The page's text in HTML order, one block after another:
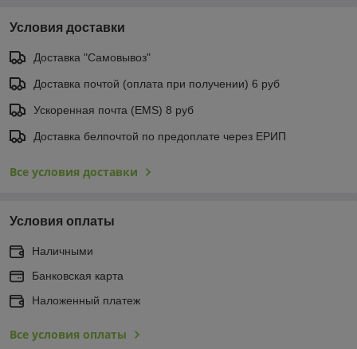
Условия доставки
Доставка "Самовывоз"
Доставка почтой (оплата при получении) 6 руб
Ускоренная почта (EMS) 8 руб
Доставка белпочтой по предоплате через ЕРИП
Все условия доставки
Условия оплаты
Наличными
Банковская карта
Наложенный платеж
Все условия оплаты